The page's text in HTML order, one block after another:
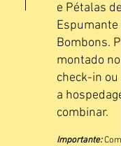
e Pétalas de
Espumante e
Bombons.
montado no
check-in ou
a
combinar.
Importante:Como